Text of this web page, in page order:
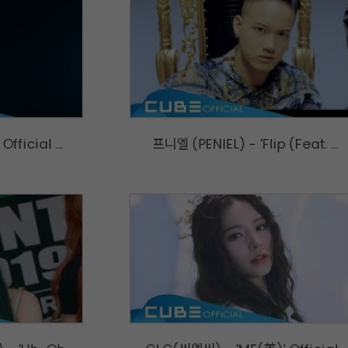
Official ... 프니엘 (PENIEL) - 'Flip (Feat. ...